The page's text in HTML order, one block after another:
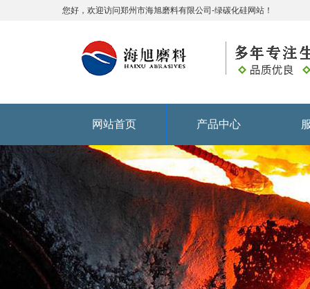
您好，欢迎访问郑州市海旭磨料有限公司-绿碳化硅网站！
网站首页 产品中心